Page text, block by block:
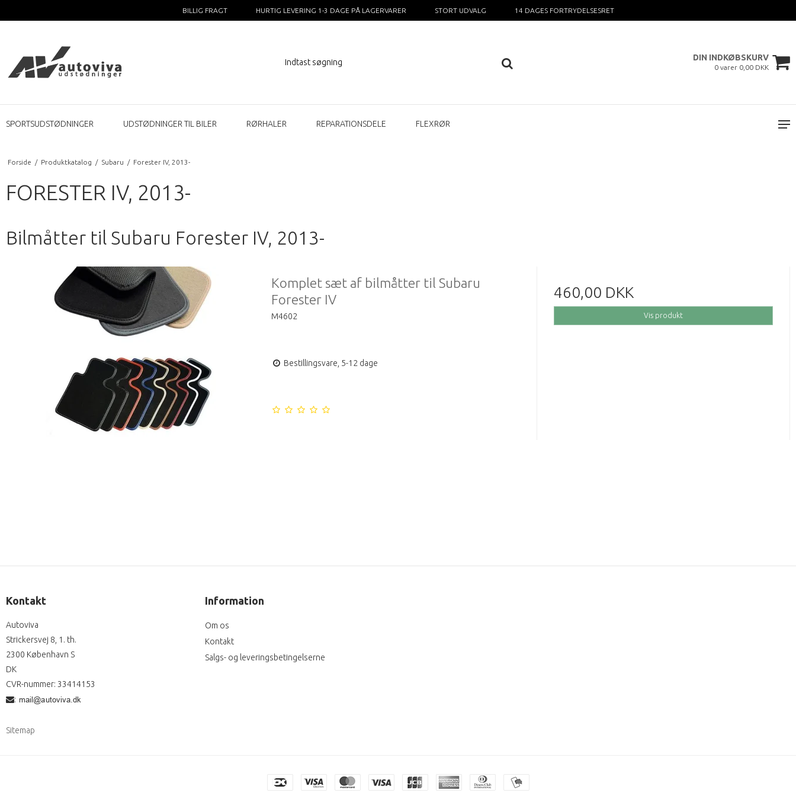
BILLIG FRAGT HURTIG LEVERING 1-3 DAGE PÅ LAGERVARER STORT UDVALG 14 DAGES FORTRYDELSESRET
DIN INDKØBSKURV
0 varer 0,00 DKK
SPORTSUDSTØDNINGER UDSTØDNINGER TIL BILER RØRHALER REPARATIONSDELE FLEXRØR
Forside / Produktkatalog / Subaru / Forester IV, 2013-
FORESTER IV, 2013-
Bilmåtter til Subaru Forester IV, 2013-
Komplet sæt af bilmåtter til Subaru
Forester IV
M4602
Bestillingsvare, 5-12 dage
460,00 DKK
Vis produkt
Kontakt
Autoviva
Strickersvej 8, 1. th.
2300 København S
DK
CVR-nummer: 33414153
:
Sitemap
Information
Om os
Kontakt
Salgs- og leveringsbetingelserne